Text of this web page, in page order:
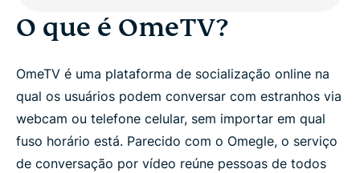
O que é OmeTV?
OmeTV é uma plataforma de socialização online na
qual os usuários podem conversar com estranhos via
webcam ou telefone celular, sem importar em qual
fuso horário está. Parecido com o Omegle, o serviço
de conversação por vídeo reúne pessoas de todos